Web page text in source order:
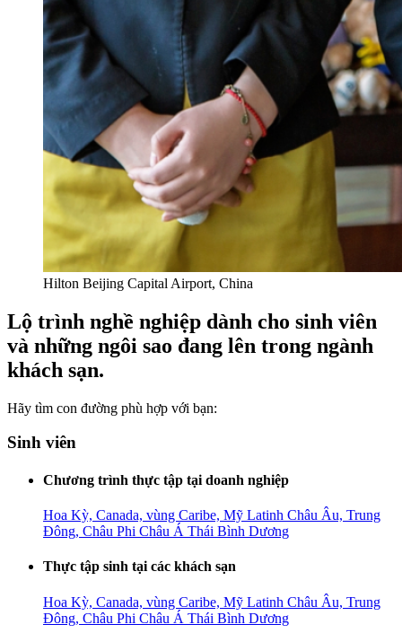
Hilton Beijing Capital Airport, China
Lộ trình nghề nghiệp dành cho sinh viên
và những ngôi sao đang lên trong ngành
khách sạn.
Hãy tìm con đường phù hợp với bạn:
Sinh viên
Chương trình thực tập tại doanh nghiệp
Hoa Kỳ, Canada, vùng Caribe, Mỹ Latinh Châu Âu, Trung
Đông, Châu Phi Châu Á Thái Bình Dương
Thực tập sinh tại các khách sạn
Hoa Kỳ, Canada, vùng Caribe, Mỹ Latinh Châu Âu, Trung
Đông, Châu Phi Châu Á Thái Bình Dương